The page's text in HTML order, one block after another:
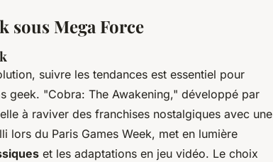
sous Mega Force
suivre les tendances est essentiel pour
geek. "Cobra: The Awakening," développé par
à raviver des franchises nostalgiques avec une
lors du Paris Games Week, met en lumière
et les adaptations en jeu vidéo. Le choix